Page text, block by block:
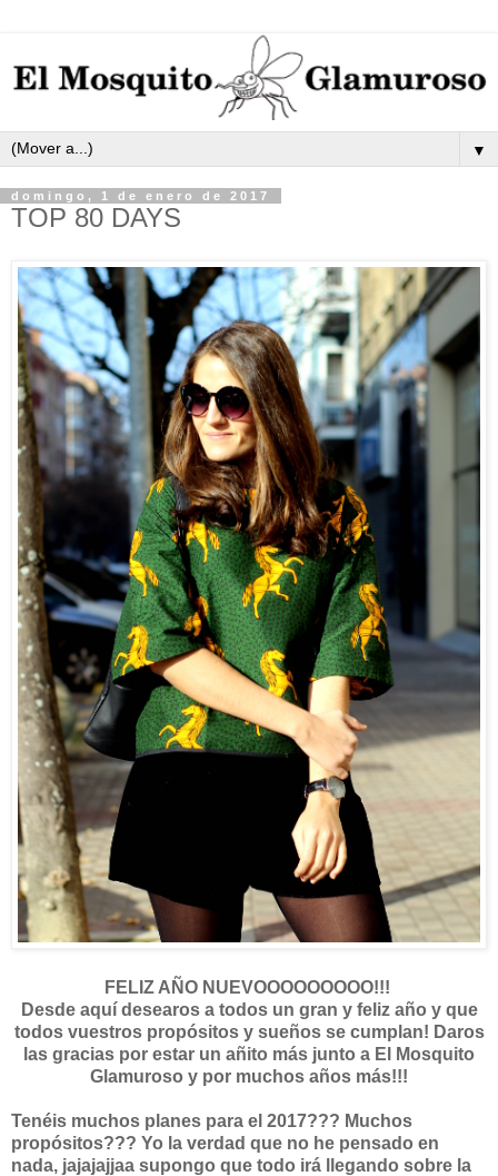
▼
domingo, 1 de enero de 2017
TOP 80 DAYS
FELIZ AÑO NUEVOOOOOOOOO!!!
Desde aquí desearos a todos un gran y feliz año y que
todos vuestros propósitos y sueños se cumplan! Daros
las gracias por estar un añito más junto a El Mosquito
Glamuroso y por muchos años más!!!
Tenéis muchos planes para el 2017??? Muchos
propósitos??? Yo la verdad que no he pensado en
nada, jajajajjaa supongo que todo irá llegando sobre la